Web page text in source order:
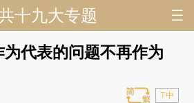
十九大专题
代表的问题不再作为
T中